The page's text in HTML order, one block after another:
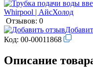
Отзывов: 0
Код: 00-00011868
Описание